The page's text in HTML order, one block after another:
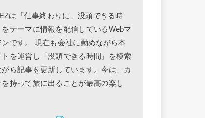
は「仕事終わりに、没頭できる時
をテーマに情報を配信しているWebマ
ンです。 現在も会社に勤めながら本
トを運営し「没頭できる時間」を模索
がら記事を更新しています。今は、カ
を持って旅に出ることが最高の楽し